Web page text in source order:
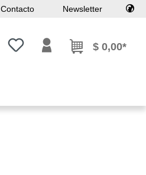
Contacto Newsletter
Tienes 0 artículos en tu lista de
$ 0,00*